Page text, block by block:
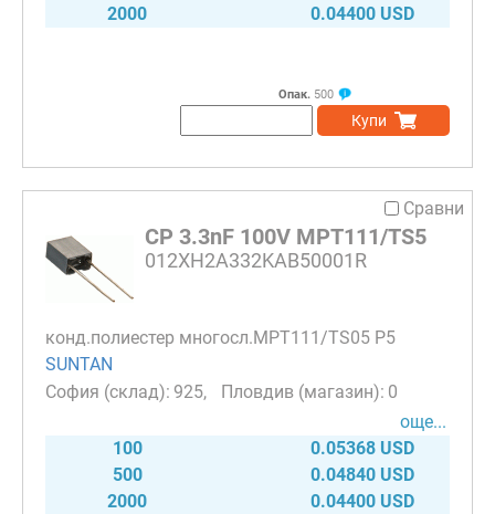
2000
0.04400 USD
Опак. 500
Купи
Сравни
CP 3.3nF 100V MPT111/TS5
012XH2A332KAB50001R
конд.полиестер многосл.MPT111/TS05 P5
SUNTAN
925
0
още...
100
0.05368 USD
500
0.04840 USD
2000
0.04400 USD